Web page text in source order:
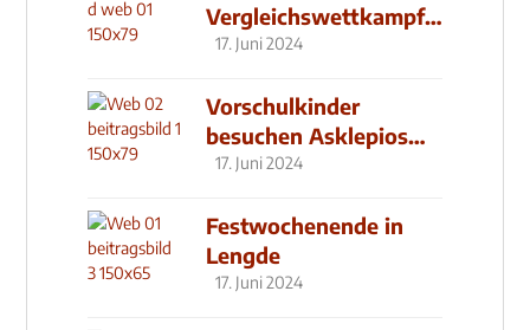
Vergleichswettkampf
seit 2019
17. Juni 2024
Vorschulkinder
besuchen Asklepios
Klinik
17. Juni 2024
Festwochenende in
Lengde
17. Juni 2024